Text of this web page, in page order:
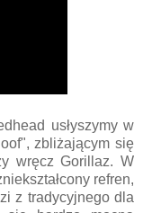
usłyszymy w
zbliżającym się
wręcz Gorillaz. W
refren,
z tradycyjnego dla